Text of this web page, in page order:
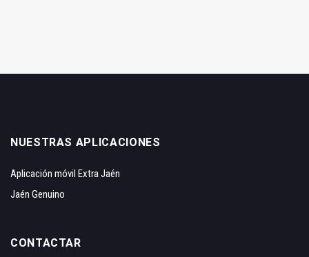
NUESTRAS APLICACIONES
Aplicación móvil Extra Jaén
Jaén Genuino
CONTACTAR